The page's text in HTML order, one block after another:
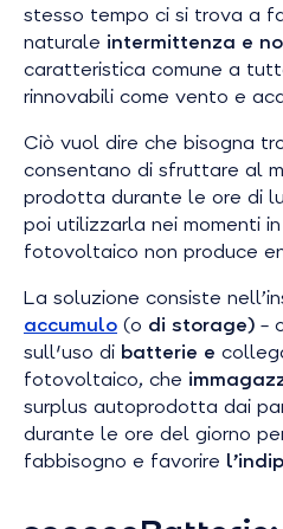
stesso tempo ci si trova a
naturale intermittenza e
caratteristica comune a
rinnovabili come vento e
Ciò vuol dire che bisogna
consentano di sfruttare al
prodotta durante le ore di
poi utilizzarla nei momenti
fotovoltaico non produce
La soluzione consiste
accumulo (o di storage) –
sull'uso di batterie e
fotovoltaico, che
surplus autoprodotta dai
durante le ore del giorno
fabbisogno e favorire